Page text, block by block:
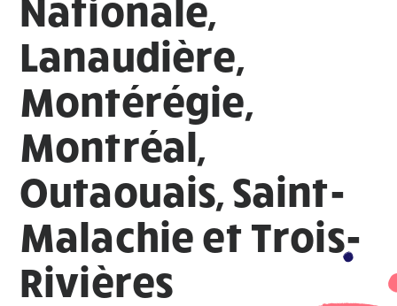
Lanaudière,
Montérégie,
Montréal,
Outaouais, Saint-
Malachie et Trois-
Rivières